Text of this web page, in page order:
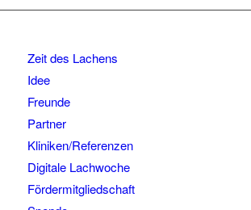
Zeit des Lachens
Idee
Freunde
Partner
Kliniken/Referenzen
Digitale Lachwoche
Fördermitgliedschaft